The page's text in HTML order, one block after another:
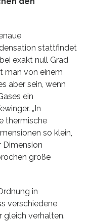
stattfindet
exakt null Grad
man von einem
aber sein, wenn
ein
„In
thermische
so klein,
Dimension
große
in
verschiedene
gleich verhalten.